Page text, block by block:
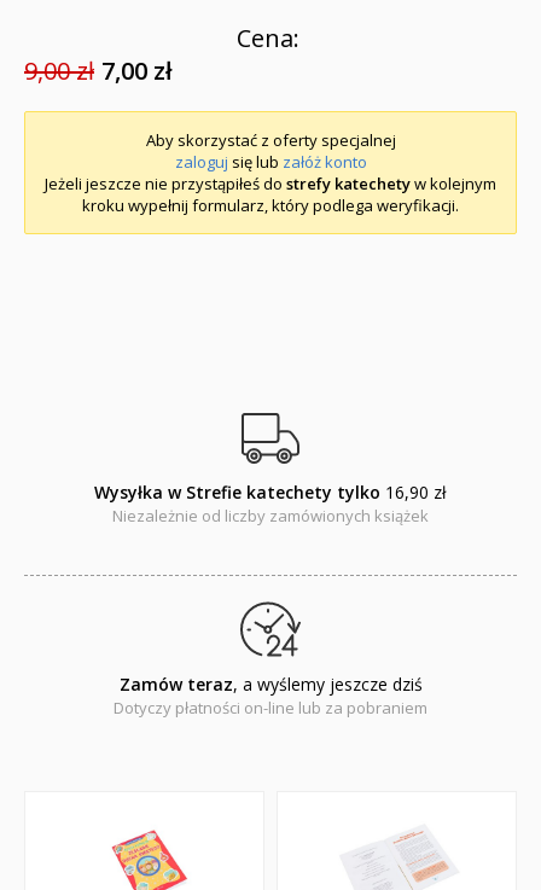
Cena:
9,00 zł 7,00 zł
Aby skorzystać z oferty specjalnej
zaloguj się lub załóż konto
Jeżeli jeszcze nie przystąpiłeś do strefy katechetyw kolejnym
kroku wypełnij formularz, który podlega weryfikacji.
Wysyłka w Strefie katechety tylko 16,90 zł
Niezależnie od liczby zamówionych książek
Zamów teraz, a wyślemy jeszcze dziś
Dotyczy płatności on-line lub za pobraniem